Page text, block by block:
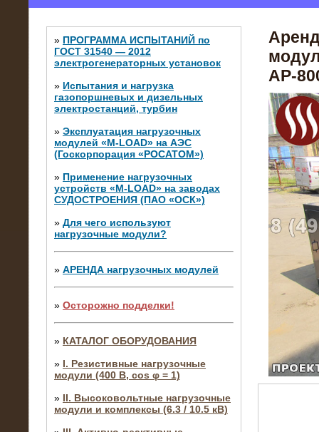
» ПРОГРАММА ИСПЫТАНИЙ по
ГОСТ 31540 — 2012
электрогенераторных установок
» Испытания и нагрузка
газопоршневых и дизельных
электростанций, турбин
» Эксплуатация нагрузочных
модулей «M-LOAD» на АЭС
(Госкорпорация «РОСАТОМ»)
» Применение нагрузочных
устройств «M-LOAD» на заводах
СУДОСТРОЕНИЯ (ПАО «ОСК»)
» Для чего используют
нагрузочные модули?
» АРЕНДА нагрузочных модулей
» Осторожно подделки!
» КАТАЛОГ ОБОРУДОВАНИЯ
» I. Резистивные нагрузочные
модули (400 В, cos φ = 1)
» II. Высоковольтные нагрузочные
модули и комплексы (6.3 / 10.5 кВ)
АР-